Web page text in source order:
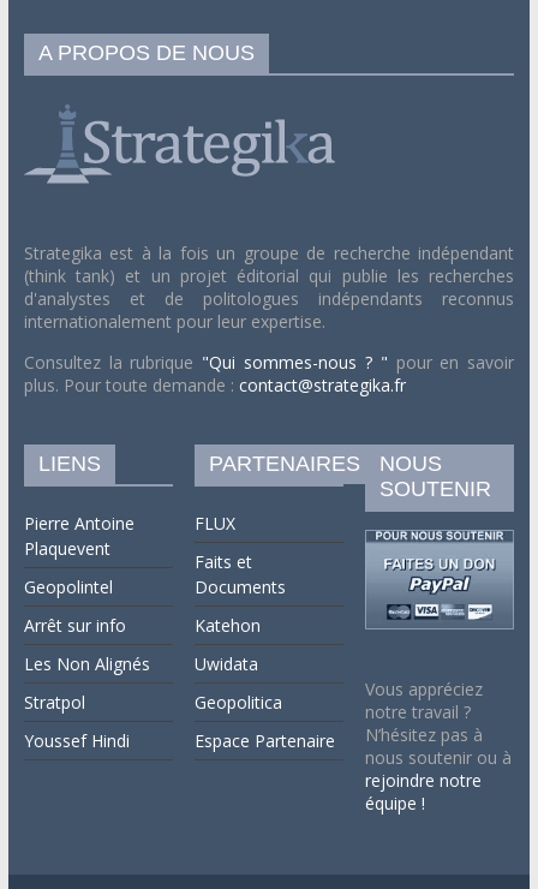
A PROPOS DE NOUS
Strategika est à la fois un groupe de recherche indépendant
(think tank) et un projet éditorial qui publie les recherches
d'analystes et de politologues indépendants reconnus
internationalement pour leur expertise.
Consultez la rubrique "Qui sommes-nous ? " pour en savoir
plus. Pour toute demande : contact@strategika.fr
LIENS
Pierre Antoine
Plaquevent
Geopolintel
Arrêt sur info
Les Non Alignés
Stratpol
Youssef Hindi
PARTENAIRES
FLUX
Faits et
Documents
Katehon
Uwidata
Geopolitica
Espace Partenaire
NOUS
SOUTENIR
Vous appréciez
notre travail ?
N’hésitez pas à
nous soutenir ou à
rejoindre notre
équipe !